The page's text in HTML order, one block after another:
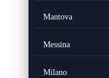
Mantova
Messina
Milano